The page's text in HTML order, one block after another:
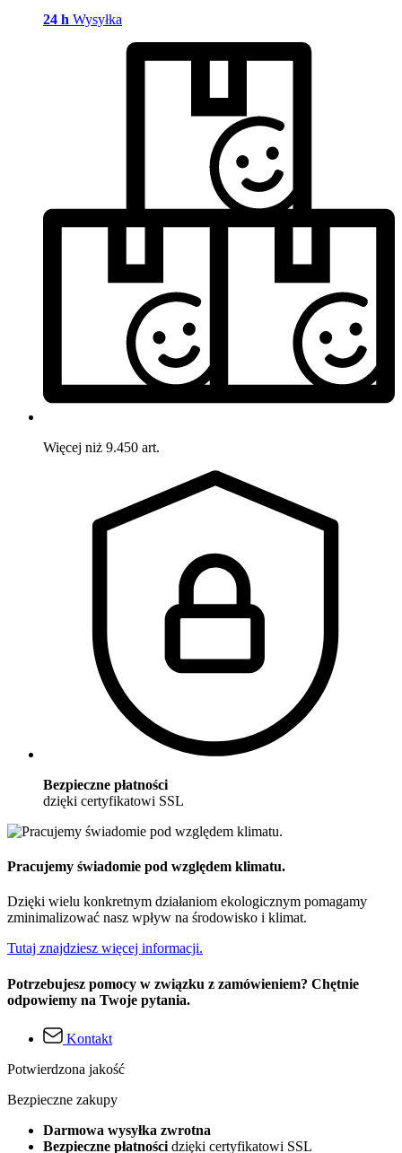
24 h Wysyłka
Więcej niż 9.450 art.
Bezpieczne płatności
dzięki certyfikatowi SSL
Pracujemy świadomie pod względem klimatu.
Dzięki wielu konkretnym działaniom ekologicznym pomagamy
zminimalizować nasz wpływ na środowisko i klimat.
Tutaj znajdziesz więcej informacji.
Potrzebujesz pomocy w związku z zamówieniem? Chętnie
odpowiemy na Twoje pytania.
Kontakt
Potwierdzona jakość
Bezpieczne zakupy
Darmowa wysyłka zwrotna
Bezpieczne płatności dzięki certyfikatowi SSL